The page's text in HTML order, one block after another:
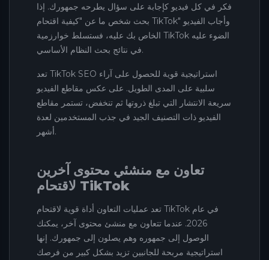
فكر في كل فيديو كإجابة على سؤال يطرحه جمهورك. إذا
بحث شخص ما عن "كيفية اقتحام TikTok" وأجاب الفيديو
الخاص بك عليه، فستسلط خوارزمية TikTok الضوء عليه
في نتائج بحث النظام الأساسي.
تعد TikTok SEO استراتيجية قوية للحصول على آراء
سلبية على المدى الطويل. على عكس مقاطع الفيديو
سريعة الانتشار التي تبلغ ذروتها ثم تنخفض، تستمر مقاطع
الفيديو ذات التصنيف الجيد في جذب المستخدمين لعدة
أشهر.
تعاون مع منشئي محتوى آخرين
لاقتحام TikTok
تعد عمليات التعاون أداة قوية لاقتحام TikTok في عام
2026. عندما تتعاون مع منشئ محتوى آخر، يمكنك
الوصول إلى جمهوره وهم يصلون إلى جمهورك. إنها
استراتيجية مربحة للجانبين تزيد بشكل كبير من فرصك